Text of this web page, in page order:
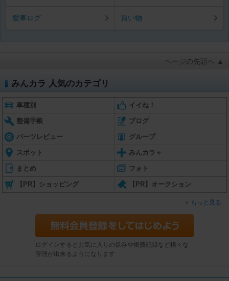
愛車ログ 買い物
ページの先頭へ ▲
みんカラ 人気のカテゴリ
車種別 イイね！
整備手帳 ブログ
パーツレビュー グループ
スポット みんカラ＋
まとめ フォト
【PR】ショッピング 【PR】オークション
もっと見る
ログインするとお気に入りの保存や燃費記録など様々な
管理が出来るようになります